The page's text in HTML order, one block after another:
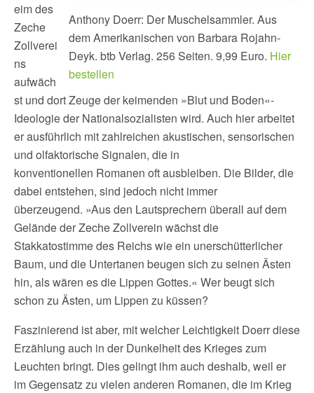
Anthony Doerr: Der Muschelsammler. Aus
dem Amerikanischen von Barbara Rojahn-
Deyk. btb Verlag. 256 Seiten. 9,99 Euro. Hier
bestellen
eim des
Zeche
Zollverei
ns
aufwäch
st und dort Zeuge der keimenden »Blut und Boden«-
Ideologie der Nationalsozialisten wird. Auch hier arbeitet
er ausführlich mit zahlreichen akustischen, sensorischen
und olfaktorische Signalen, die in
konventionellen Romanen oft ausbleiben. Die Bilder, die
dabei entstehen, sind jedoch nicht immer
überzeugend. »Aus den Lautsprechern überall auf dem
Gelände der Zeche Zollverein wächst die
Stakkatostimme des Reichs wie ein unerschütterlicher
Baum, und die Untertanen beugen sich zu seinen Ästen
hin, als wären es die Lippen Gottes.« Wer beugt sich
schon zu Ästen, um Lippen zu küssen?
Faszinierend ist aber, mit welcher Leichtigkeit Doerr diese
Erzählung auch in der Dunkelheit des Krieges zum
Leuchten bringt. Dies gelingt ihm auch deshalb, weil er
im Gegensatz zu vielen anderen Romanen, die im Krieg